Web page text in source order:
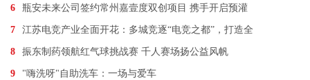
6 瓶安未来公司签约常州嘉壹度双创项目 携手开启预灌
7 江苏电竞产业全面开花：多城竞逐“电竞之都”，打造全
8 振东制药领航红气球挑战赛 千人赛场扬公益风帆
9 "嗨洗呀"自助洗车：一场与爱车